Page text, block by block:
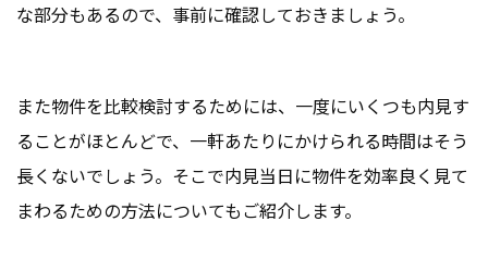
な部分もあるので、事前に確認しておきましょう。
また物件を比較検討するためには、一度にいくつも内見す
ることがほとんどで、一軒あたりにかけられる時間はそう
長くないでしょう。そこで内見当日に物件を効率良く見て
まわるための方法についてもご紹介します。